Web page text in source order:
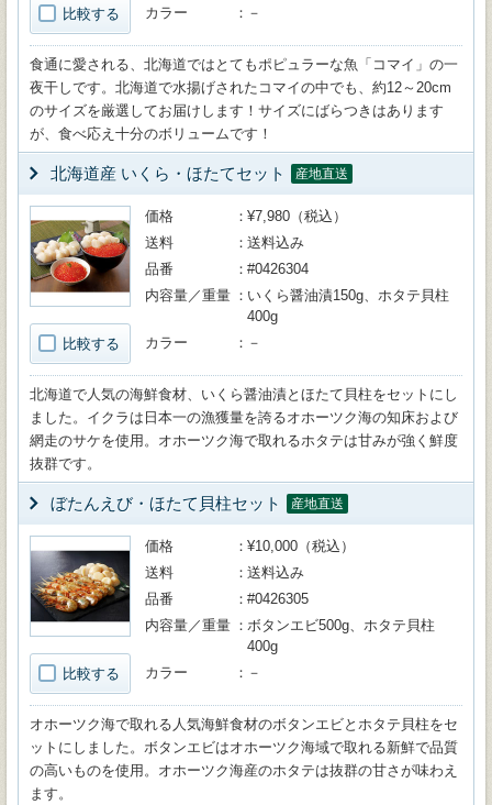
比較する
カラー
－
食通に愛される、北海道ではとてもポピュラーな魚「コマイ」の一
夜干しです。北海道で水揚げされたコマイの中でも、約12～20cm
のサイズを厳選してお届けします！サイズにばらつきはあります
が、食べ応え十分のボリュームです！
北海道産 いくら・ほたてセット 産地直送
比較する
価格
¥7,980（税込）
送料
送料込み
品番
#0426304
内容量／重量
いくら醤油漬150g、ホタテ貝柱
400g
カラー
－
北海道で人気の海鮮食材、いくら醤油漬とほたて貝柱をセットにし
ました。イクラは日本一の漁獲量を誇るオホーツク海の知床および
網走のサケを使用。オホーツク海で取れるホタテは甘みが強く鮮度
抜群です。
ぼたんえび・ほたて貝柱セット 産地直送
比較する
価格
¥10,000（税込）
送料
送料込み
品番
#0426305
内容量／重量
ボタンエビ500g、ホタテ貝柱
400g
カラー
－
オホーツク海で取れる人気海鮮食材のボタンエビとホタテ貝柱をセ
ットにしました。ボタンエビはオホーツク海域で取れる新鮮で品質
の高いものを使用。オホーツク海産のホタテは抜群の甘さが味わえ
ます。